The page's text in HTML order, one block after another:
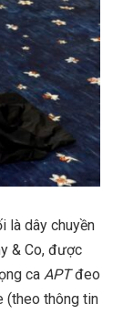
là dây chuyền
& Co, được
ca APTđeo
(theo thông tin